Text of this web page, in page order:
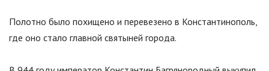
Полотно было похищено и перевезено в Константинополь,
где оно стало главной святыней города.